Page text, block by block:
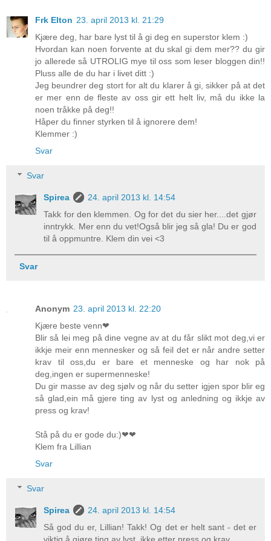
Frk Elton 23. april 2013 kl. 21:29
Kjære deg, har bare lyst til å gi deg en superstor klem :)
Hvordan kan noen forvente at du skal gi dem mer?? du gir
jo allerede så UTROLIG mye til oss som leser bloggen din!!
Pluss alle de du har i livet ditt :)
Jeg beundrer deg stort for alt du klarer å gi, sikker på at det
er mer enn de fleste av oss gir ett helt liv, må du ikke la
noen tråkke på deg!!
Håper du finner styrken til å ignorere dem!
Klemmer :)
Svar
Svar
Spirea
24. april 2013 kl. 14:54
Takk for den klemmen. Og for det du sier her....det gjør
inntrykk. Mer enn du vet!Også blir jeg så gla! Du er god
til å oppmuntre. Klem din vei <3
Svar
Anonym 23. april 2013 kl. 22:20
Kjære beste venn❤
Blir så lei meg på dine vegne av at du får slikt mot deg,vi er
ikkje meir enn mennesker og så feil det er når andre setter
krav til oss,du er bare et menneske og har nok på
deg,ingen er supermenneske!
Du gir masse av deg sjølv og når du setter igjen spor blir eg
så glad,ein må gjere ting av lyst og anledning og ikkje av
press og krav!
Stå på du er gode du:)❤❤
Klem fra Lillian
Svar
Svar
Spirea
24. april 2013 kl. 14:54
Så god du er, Lillian! Takk! Og det er helt sant - det er